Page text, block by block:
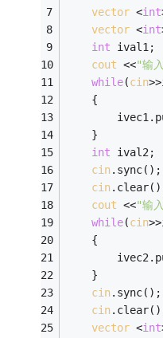
vector <int
vector <int
int ival1;
cout <<"输
while(cin
	{
	}
int ival2;
cin.sync();
cin
cout <<"输
while(cin
	{
	}
cin.sync();
cin
vector <int